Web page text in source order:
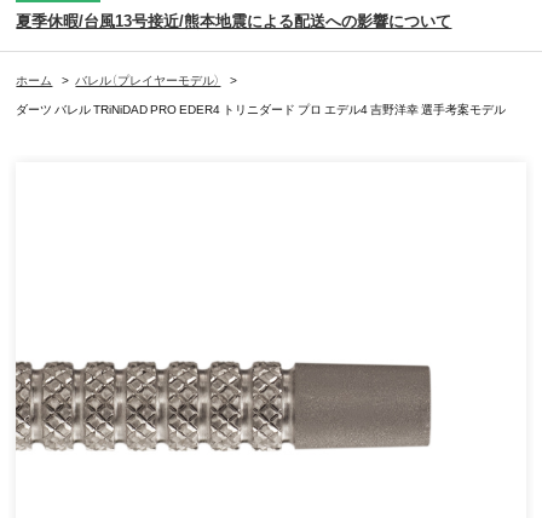
夏季休暇/台風13号接近/熊本地震による配送への影響について
ホーム > バレル（プレイヤーモデル）
>
ダーツ バレル TRiNiDAD PRO EDER4 トリニダード プロ エデル4 吉野洋幸 選手考案モデル